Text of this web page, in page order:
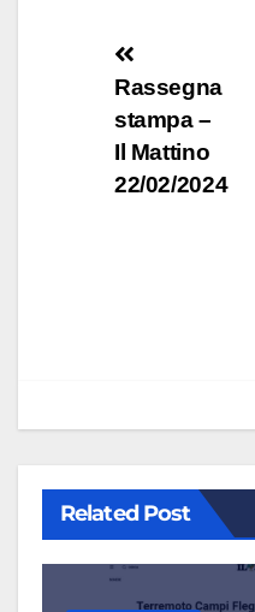
articoli
Rassegna
stampa –
Il Mattino
22/02/2024
Related Post